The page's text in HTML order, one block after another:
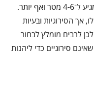
סירוגיות מובהקת. העץ בינוני בגודלו, מגיע ל־4-6 מטר ואף יותר.
אך הסירוגיות ובעיות
לרבים מומלץ לבחור
סירוגיים כדי ליהנות